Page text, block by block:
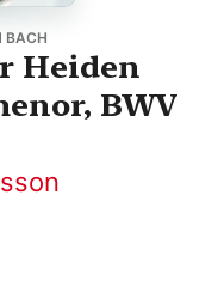
BACH
Heiden
BWV